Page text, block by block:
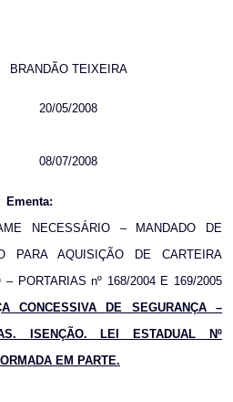
BRANDÃO TEIXEIRA
20/05/2008
08/07/2008
Ementa:
NECESSÁRIO – MANDADO DE
PARA AQUISIÇÃO DE CARTEIRA
– PORTARIAS nº 168/2004 E 169/2005
CONCESSIVA DE SEGURANÇA –
ISENÇÃO. LEI ESTADUAL Nº
EM PARTE.